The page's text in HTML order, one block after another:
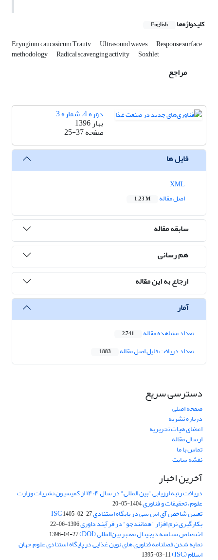
کلیدواژه‌ها English
Eryngium caucasicum Trautv Ultrasound waves Response surface
methodology Radical scavenging activity Soxhlet
مراجع
دوره 4، شماره 3
بهار 1396
صفحه25-37
فایل ها
اصل مقاله
1.23 M
سابقه مقاله
هم رسانی
ارجاع به این مقاله
آمار
تعداد مشاهده مقاله 2,741
تعداد دریافت فایل اصل مقاله 1,883
دسترسی سریع
صفحه اصلی
درباره نشریه
اعضای هیات تحریریه
ارسال مقاله
تماس با ما
نقشه سایت
آخرین اخبار
دریافت رتبه ارزیابی "بین المللی" در سال ۱۴۰۴ از کمیسیون نشریات وزارت
علوم، تحقیقات و فناوری1404-05-20
تعیین شاخص آی اس سی در پایگاه استنادی ISC1405-02-27
بکارگیری نرم افزار "همانندجو" در فرآیند داوری1396-06-22
اختصاص شناسه دیجیتال معتبر بین‌المللی (DOI) 1396-04-27
نمایه شدن فصلنامه فناوری های نوین غذایی در پایگاه استنادی علوم جهان
اسلام (ISC) 1395-03-11